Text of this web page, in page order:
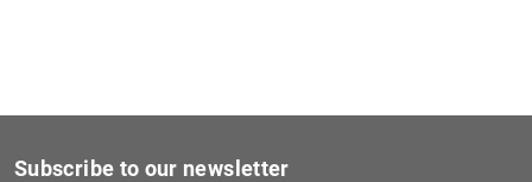
Subscribe to our newsletter